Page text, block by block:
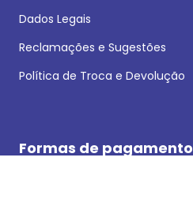
Dados Legais
Reclamações e Sugestões
Política de Troca e Devolução
Formas de pagamento